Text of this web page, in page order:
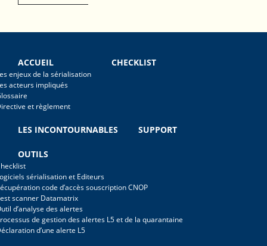
ACCUEIL
enjeux de la sérialisation
acteurs impliqués
et règlement
CHECKLIST
LES INCONTOURNABLES SUPPORT
OUTILS
sérialisation et Editeurs
code d’accès souscription CNOP
scanner Datamatrix
d’analyse des alertes
de gestion des alertes L5 et de la quarantaine
d’une alerte L5